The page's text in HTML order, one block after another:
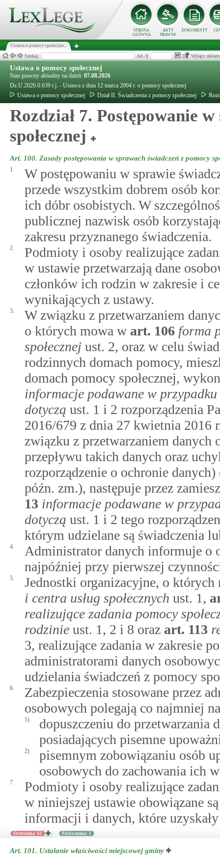
STRONA
GŁÓWNA
AKTY
PRAWNE
DOKUMENTY
Ustawa o pomocy społeczne...
Szukaj: Art./§ Wyłącz
Ustawa o pomocy społecznej
Stan prawny aktualny na dzień: 07.08.2026
Dz.U.2026.0.639 t.j. - Ustawa z dnia 12 marca 2004 r. o pomocy społecznej
Ustawa o pomocy społecznej
Dział II. Świadczenia z pomocy społecznej
Rozdział 7. Postępowanie
społecznej
Art. 100. Zasady postępowania w sprawach świadczeń z pomocy
1.
W postępowaniu w sprawie
przede wszystkim dobrem osób
ich dóbr osobistych. W
publicznej nazwisk osób
zakresu przyznanego świadczenia.
2.
Podmioty i osoby realizujące
w ustawie przetwarzają dane
członków ich rodzin w zakresie i
wynikających z ustawy.
3.
W związku z przetwarzaniem
o których mowa w art. 106 forma
społecznej ust. 2, oraz w celu
rodzinnych domach pomocy,
domach pomocy społecznej,
informacje podawane w
dotyczą ust. 1 i 2 rozporządzenia
2016/679 z dnia 27 kwietnia 2016
związku z przetwarzaniem
przepływu takich danych oraz
rozporządzenie o ochronie
późn. zm.), następuje przez
13 informacje podawane w
dotyczą ust. 1 i 2 tego
którym udzielane są świadczenia
4.
Administrator danych informuje o
najpóźniej przy pierwszej
5.
Jednostki organizacyjne, o
i centra usług społecznych ust. 1,
realizujące zadania pomocy
rodzinie ust. 1, 2 i 8 oraz art. 113
3, realizujące zadania w zakresie
administratorami danych
udzielania świadczeń z pomocy
6.
Zabezpieczenia stosowane przez
osobowych polegają co najmniej
1)
dopuszczeniu do przetwarzania
posiadających pisemne
2)
pisemnym zobowiązaniu osób
osobowych do zachowania ich
7.
Podmioty i osoby realizujące
w niniejszej ustawie obowiązane
informacji i danych, które
Orzeczenia: 61 Porównania: 1
Art. 101. Ustalanie właściwości miejscowej gminy